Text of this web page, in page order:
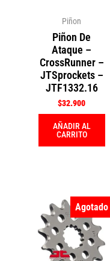
Piñon
Piñon De
Ataque –
CrossRunner –
JTSprockets –
JTF1332.16
$32.900
AÑADIR AL
CARRITO
Agotado